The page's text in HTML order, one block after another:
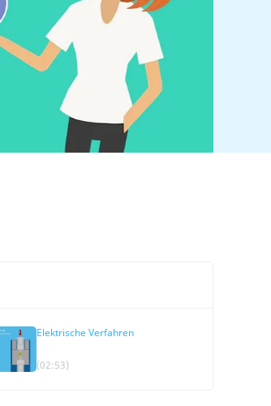
Elektrische Verfahren
(02:53)